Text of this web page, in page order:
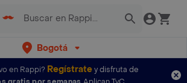
Bogotá
en Rappi? Regístratey disfruta de